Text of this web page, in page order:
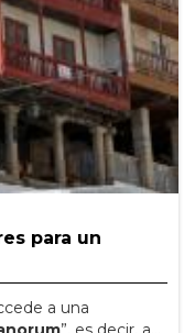
para un
a una